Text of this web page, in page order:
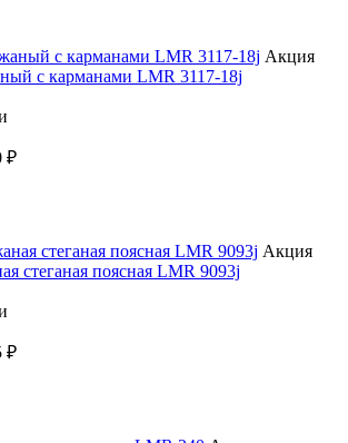
Акция
с карманами LMR 3117-18j
₽
Акция
стеганая поясная LMR 9093j
₽